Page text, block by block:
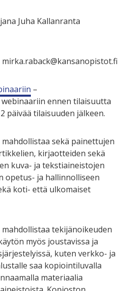
Juha Kallanranta
–
ennen tilaisuutta
päivää tilaisuuden jälkeen.
sekä painettujen
kirjaotteiden sekä
kuva- ja tekstiaineistojen
opetus- ja hallinnolliseen
koti- että ulkomaiset
tekijänoikeuden
myös joustavissa ja
kuten verkko- ja
saa kopiointiluvalla
materiaalia